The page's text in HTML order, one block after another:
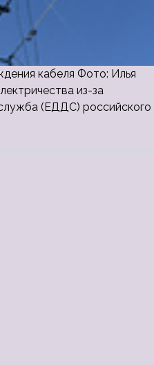
кабеля Фото: Илья
из-за
(ЕДДС) российского